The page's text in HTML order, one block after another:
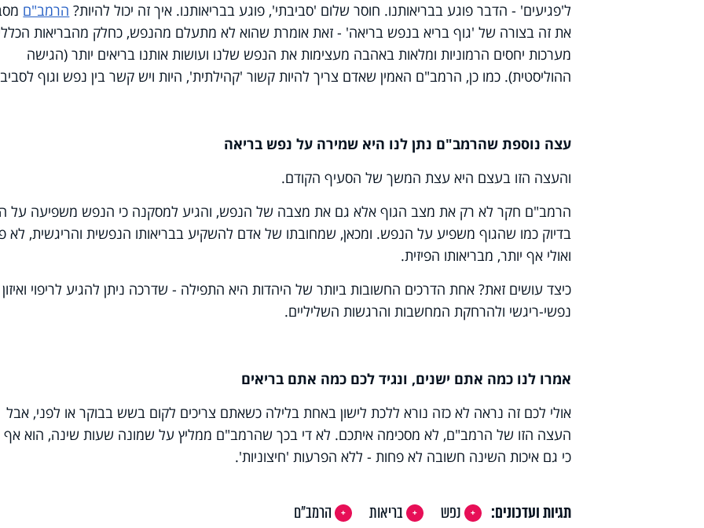
ל'פגיעים' - הדבר פוגע בבריאותנו. חוסר שלום 'סביבתי', פוגע בבריאותנו. איך זה יכול להיות? הרמב"ם
את זה בצורה של 'גוף בריא בנפש בריאה' - זאת אומרת שהוא לא מתעלם מהנפש, כחלק מהבריאות
מערכות יחסים הרמוניות ומלאות באהבה מעצימות את הנפש שלנו ועושות אותנו בריאים יותר (הגישה
ההוליסטית). כמו כן, הרמב"ם האמין שאדם צריך להיות קשור 'קהילתית', היות ויש קשר בין נפש וגוף
עצה נוספת שהרמב"ם נתן לנו היא שמירה על נפש בריאה
והעצה הזו בעצם היא עצת המשך של הסעיף הקודם.
הרמב"ם חקר לא רק את מצב הגוף אלא גם את מצבה של הנפש, והגיע למסקנה כי הנפש משפיעה על
בדיוק כמו שהגוף משפיע על הנפש. ומכאן, שמחובתו של אדם להשקיע בבריאותו הנפשית והריגשית, לא
ואולי אף יותר, מבריאותו הפיזית.
כיצד עושים זאת? אחת הדרכים החשובות ביותר של היהדות היא התפילה - שדרכה ניתן להגיע לריפוי ואיזון
נפשי-ריגשי ולהרחקת המחשבות והרגשות השליליים.
אמרו לנו כמה אתם ישנים, ונגיד לכם כמה אתם בריאים
אולי לכם זה נראה לא כזה נורא ללכת לישון באחת בלילה כשאתם צריכים לקום בשש בבוקר או לפני, אבל
העצה הזו של הרמב"ם, לא מסכימה איתכם. לא די בכך שהרמב"ם ממליץ על שמונה שעות שינה, הוא אף
כי גם איכות השינה חשובה לא פחות - ללא הפרעות 'חיצוניות'.
תגיות ועדכונים: נפש בריאות הרמב"ם